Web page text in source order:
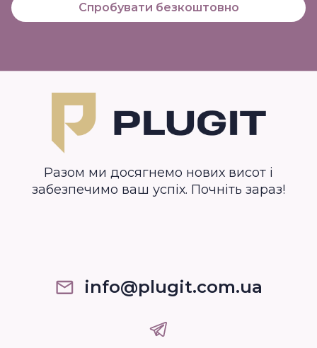
Спробувати безкоштовно
Разом ми досягнемо нових висот і
забезпечимо ваш успіх. Почніть зараз!
info@plugit.com.ua